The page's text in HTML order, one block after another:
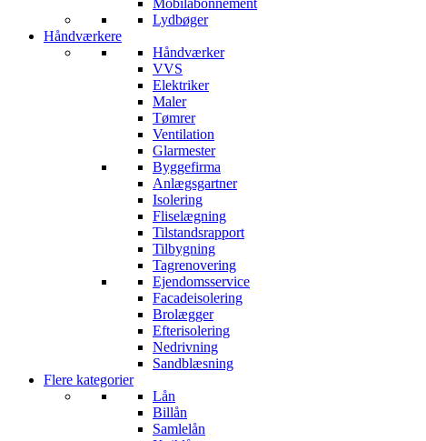
Mobilabonnement
Lydbøger
Håndværkere
Håndværker
VVS
Elektriker
Maler
Tømrer
Ventilation
Glarmester
Byggefirma
Anlægsgartner
Isolering
Fliselægning
Tilstandsrapport
Tilbygning
Tagrenovering
Ejendomsservice
Facadeisolering
Brolægger
Efterisolering
Nedrivning
Sandblæsning
Flere kategorier
Lån
Billån
Samlelån